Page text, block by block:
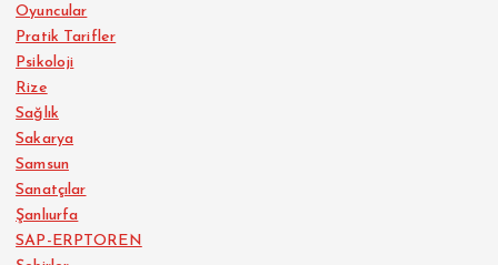
Oyuncular
Pratik Tarifler
Psikoloji
Rize
Sağlık
Sakarya
Samsun
Sanatçılar
Şanlıurfa
SAP-ERPTOREN